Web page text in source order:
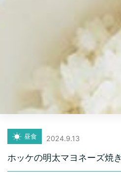
昼食 2024.9.13
ホッケの明太マヨネーズ焼き